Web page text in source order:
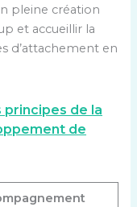
pleine création
et accueillir la
d’attachement en
de la
de